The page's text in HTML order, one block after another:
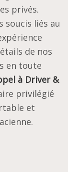
privés.
soucis liés au
de nos
en toute
à Driver &
privilégié
et